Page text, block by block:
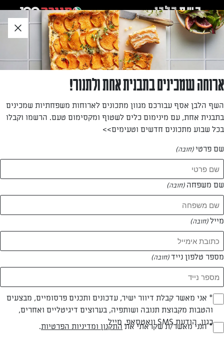
לאזור
תוכן
תחתון
ברטה שחף
—
המתכונים של ברטה שחף
1 מתכונים
ארוחה שמכינים בתבנית אחת ולתנור!
השף הלבן אסף עבורכם מגוון מתכונים לארוחות משפחתיות שמכינים
בתבנית אחת, עם מינימום כלים לשטוף ומקסימום טעם. הרשמו וקבלו
בכל שבוע מתכונים חדשים וטעימים>>
שם פרטי(חובה)
שם משפחה (חובה)
מייל(חובה)
מספר טלפון נייד(חובה)
(חובה)* אני מאשר קבלת דיוור ישיר, עדכונים ותכנים פרסומיים, מבצעים
והטבות מקבוצת תנובה ושותפיה, בערוצים דיגיטליים ואחרים,
כגון, הודעת SMS וואטסאפ, מייל(חובה)* הנני מאשר/ת שקראתי את התקנון ומדיניות הפרטיות.